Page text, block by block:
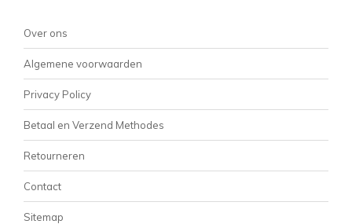
Over ons
Algemene voorwaarden
Privacy Policy
Betaal en Verzend Methodes
Retourneren
Contact
Sitemap